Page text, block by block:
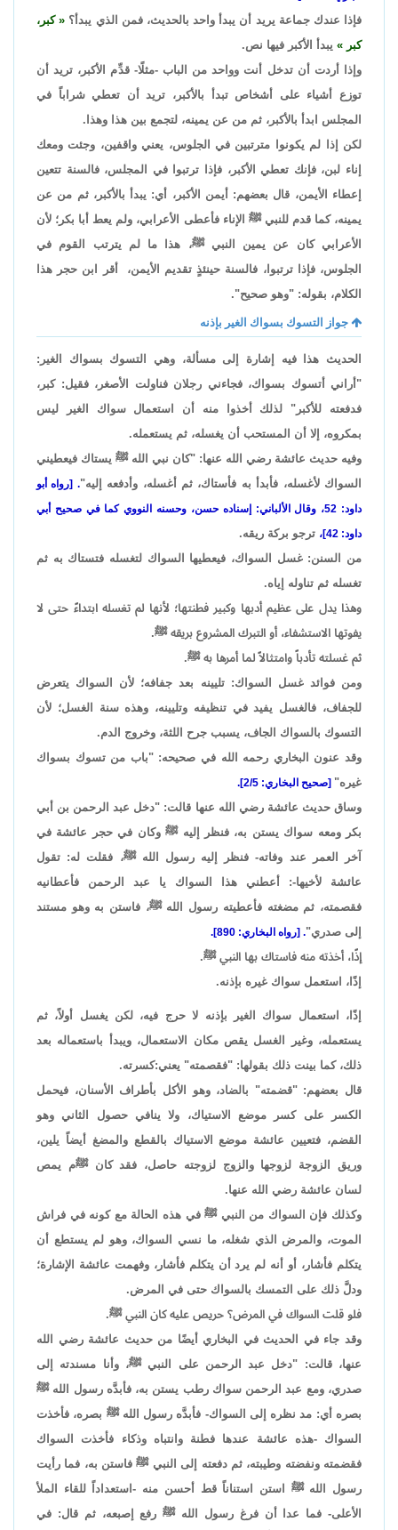
فإذا عندك جماعة يريد أن يبدأ واحد بالحديث، فمن الذي يبدأ؟
كبر،
كبر
يبدأ الأكبر فيها نص.
وإذا أردت أن تدخل أنت وواحد من الباب -مثلًا- قدِّم الأكبر، تريد أن
توزع أشياء على أشخاص تبدأ بالأكبر، تريد أن تعطي شراباً في
المجلس ابدأ بالأكبر، ثم من عن يمينه، لتجمع بين هذا وهذا.
لكن إذا لم يكونوا مترتبين في الجلوس، يعني واقفين، وجئت ومعك
إناء لبن، فإنك تعطي الأكبر، فإذا ترتبوا في المجلس، فالسنة تتعين
إعطاء الأيمن، قال بعضهم: أيمن الأكبر، أي: يبدأ بالأكبر، ثم من عن
يمينه، كما قدم للنبي ﷺ الإناء فأعطى الأعرابي، ولم يعط أبا بكر؛ لأن
الأعرابي كان عن يمين النبي ﷺ، هذا ما لم يترتب القوم في
الجلوس، فإذا ترتبوا، فالسنة حينئذٍ تقديم الأيمن، أقر ابن حجر هذا
الكلام، بقوله: "وهو صحيح".
جواز التسوك بسواك الغير بإذنه
الحديث هذا فيه إشارة إلى مسألة، وهي التسوك بسواك الغير:
"أراني أتسوك بسواك، فجاءني رجلان فناولت الأصغر، فقيل: كبر،
فدفعته للأكبر" لذلك أخذوا منه أن استعمال سواك الغير ليس
بمكروه، إلا أن المستحب أن يغسله، ثم يستعمله.
وفيه حديث عائشة رضي الله عنها: "كان نبي الله ﷺ يستاك فيعطيني
السواك لأغسله، فأبدأ به فأستاك، ثم أغسله، وأدفعه إليه". [رواه أبو
داود: 52، وقال الألباني: إسناده حسن، وحسنه النووي كما في صحيح أبي
داود: 42]،
ترجو بركة ريقه.
من السنن: غسل السواك، فيعطيها السواك لتغسله فتستاك به ثم
تغسله ثم تناوله إياه.
وهذا يدل على عظيم أدبها وكبير فطنتها؛ لأنها لم تغسله ابتداءً حتى لا
يفوتها الاستشفاء، أو التبرك المشروع بريقه ﷺ.
ثم غسلته تأدباً وامتثالاً لما أمرها به ﷺ.
ومن فوائد غسل السواك: تليينه بعد جفافه؛ لأن السواك يتعرض
للجفاف، فالغسل يفيد في تنظيفه وتليينه، وهذه سنة الغسل؛ لأن
التسوك بالسواك الجاف، يسبب جرح اللثة، وخروج الدم.
وقد عنون البخاري رحمه الله في صحيحه: "باب من تسوك بسواك
غيره" [صحيح البخاري: 2/5].
وساق حديث عائشة رضي الله عنها قالت: "دخل عبد الرحمن بن أبي
بكر ومعه سواك يستن به، فنظر إليه ﷺ وكان في حجر عائشة في
آخر العمر عند وفاته- فنظر إليه رسول الله ﷺ، فقلت له: تقول
عائشة لأخيها-: أعطني هذا السواك يا عبد الرحمن فأعطانيه
فقصمته، ثم مضغته فأعطيته رسول الله ﷺ، فاستن به وهو مستند
إلى صدري". [رواه البخاري: 890].
إذًا، أخذته منه فاستاك بها النبي ﷺ.
إذًا، استعمل سواك غيره بإذنه.
إذًا، استعمال سواك الغير بإذنه لا حرج فيه، لكن يغسل أولاً، ثم
يستعمله، وغير الغسل يقص مكان الاستعمال، ويبدأ باستعماله بعد
ذلك، كما بينت ذلك بقولها: "فقصمته" يعني:كسرته.
قال بعضهم: "قضمته" بالضاد، وهو الأكل بأطراف الأسنان، فيحمل
الكسر على كسر موضع الاستياك، ولا ينافي حصول الثاني وهو
القضم، فتعيين عائشة موضع الاستياك بالقطع والمضغ أيضاً يلين،
وريق الزوجة لزوجها والزوج لزوجته حاصل، فقد كان ﷺم يمص
لسان عائشة رضي الله عنها.
وكذلك فإن السواك من النبي ﷺ في هذه الحالة مع كونه في فراش
الموت، والمرض الذي شغله، ما نسي السواك، وهو لم يستطع أن
يتكلم فأشار، أو أنه لم يرد أن يتكلم فأشار، وفهمت عائشة الإشارة؛
ودلَّ ذلك على التمسك بالسواك حتى في المرض.
فلو قلت السواك في المرض؟ حريص عليه كان النبي ﷺ.
وقد جاء في الحديث في البخاري أيضًا من حديث عائشة رضي الله
عنها، قالت: "دخل عبد الرحمن على النبي ﷺ، وأنا مسندته إلى
صدري، ومع عبد الرحمن سواك رطب يستن به، فأبدَّه رسول الله ﷺ
بصره أي: مد نظره إلى السواك- فأبدَّه رسول الله ﷺ بصره، فأخذت
السواك -هذه عائشة عندها فطنة وانتباه وذكاء فأخذت السواك
فقضمته ونفضته وطيبته، ثم دفعته إلى النبي ﷺ فاستن به، فما رأيت
رسول الله ﷺ استن استناناً قط أحسن منه -استعداداً للقاء الملأ
الأعلى- فما عدا أن فرغ رسول الله ﷺ رفع إصبعه، ثم قال: في